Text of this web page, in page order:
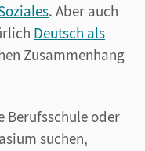
. Aber auch
Deutsch als
Zusammenhang
Berufsschule oder
suchen,